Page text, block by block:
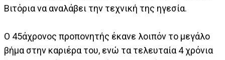
Βιτόρια να αναλάβει την τεχνική της ηγεσία.
Ο 45άχρονος προπονητής έκανε λοιπόν το μεγάλο
βήμα στην καριέρα του, ενώ τα τελευταία 4 χρόνια